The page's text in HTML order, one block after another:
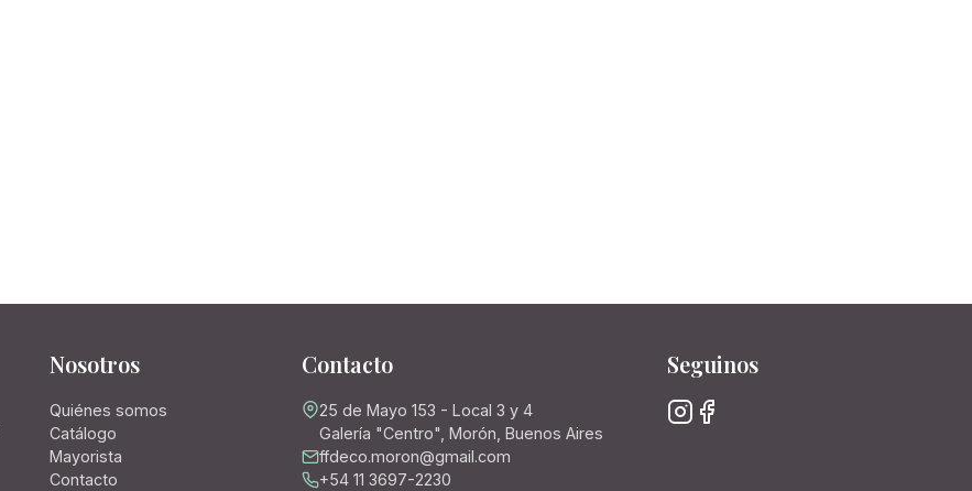
Nosotros
Quiénes somos
Catálogo
Mayorista
Contacto
Contacto
25 de Mayo 153 - Local 3 y 4
Galería "Centro", Morón, Buenos Aires
ffdeco.moron@gmail.com
+54 11 3697-2230
Seguinos